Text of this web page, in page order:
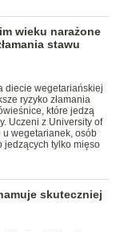
wieku narażone
stawu
diecie wegetariańskiej
ryzyko złamania
które jedzą
Uczeni z University of
u wegetarianek, osób
jedzących tylko mięso
skuteczniej